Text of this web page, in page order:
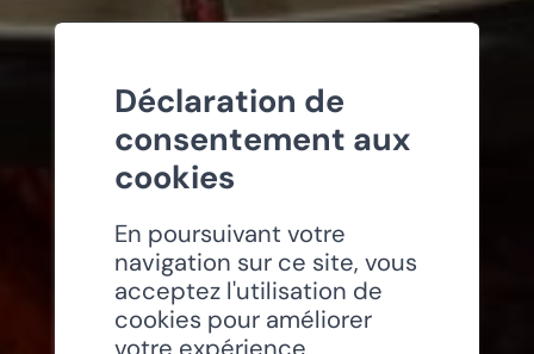
Déclaration de
consentement aux
cookies
En poursuivant votre
navigation sur ce site, vous
acceptez l'utilisation de
cookies pour améliorer